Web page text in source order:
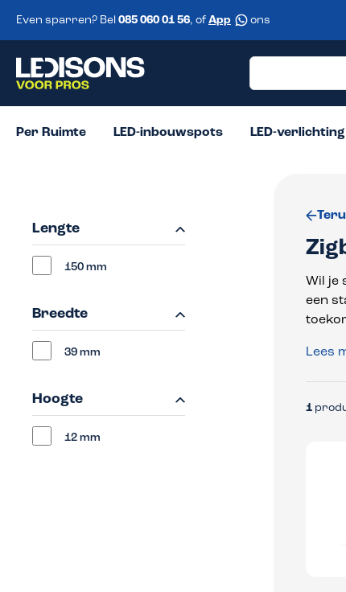
Ga naar de hoofdnavigatie
Even sparren? Bel 085 060 01 56, of App ons
Per Ruimte LED-inbouwspots LED-verlichting
Lengte
150 mm
Breedte
39 mm
Hoogte
12 mm
Wil je
een
Lees
1